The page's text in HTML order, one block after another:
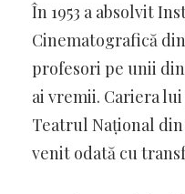
În 1953 a absolvit
Cinematografică
profesori pe unii
ai vremii. Cariera
Teatrul Național din
venit odată cu